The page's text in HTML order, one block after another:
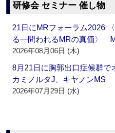
研修会 セミナー 催し物
21日にMRフォーラム2026
る―問われるMRの真価〉
2026年08月06日 (木)
8月21日に胸郭出口症候群
カミノルタJ、キヤノンMS
2026年07月29日 (水)